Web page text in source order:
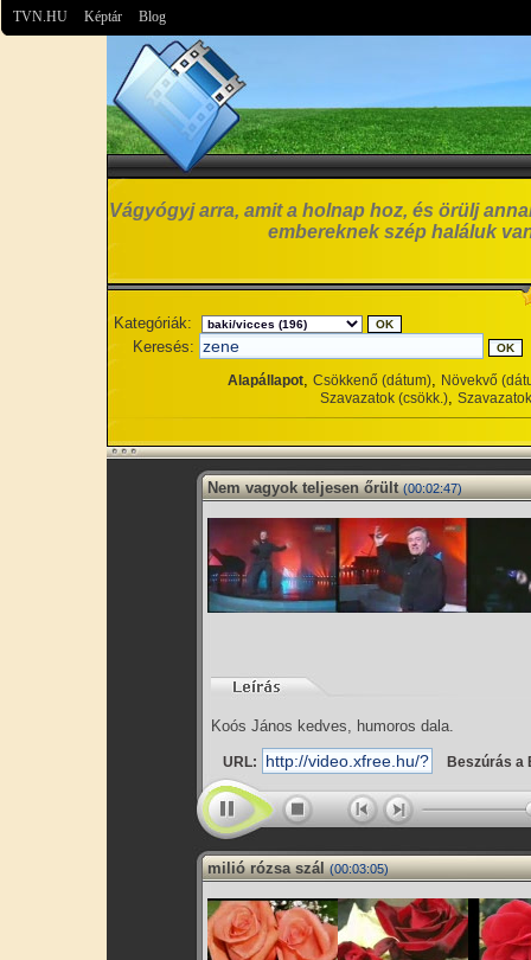
TVN.HU Képtár Blog
Vágyógyj arra, amit a holnap hoz, és örülj
embereknek szép haláluk
Kategóriák:
Keresés:
Alapállapot, Csökkenő (dátum), Növekvő
Szavazatok (csökk.),
Nem vagyok teljesen őrült (00:02:47)
Koós János kedves, humoros dala.
URL: Beszúrás a
milió rózsa szál (00:03:05)